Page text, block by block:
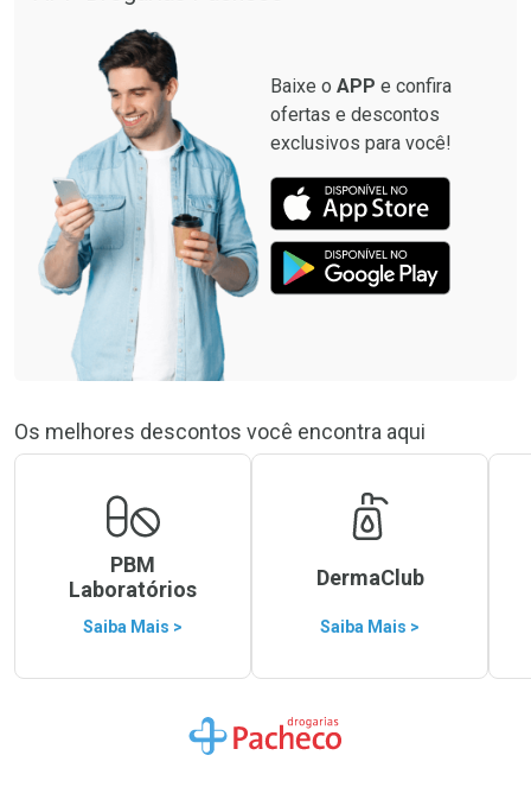
Baixe o APP e confira
ofertas e descontos
exclusivos para você!
Os melhores descontos você encontra aqui
PBM
Laboratórios
Saiba Mais >
DermaClub
Saiba Mais >
Ir para a Home